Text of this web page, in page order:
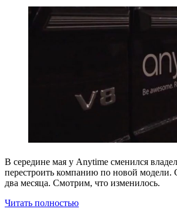
В середине мая у Anytime сменился
перестроить компанию по новой модели.
два месяца. Смотрим, что изменилось.
Читать полностью